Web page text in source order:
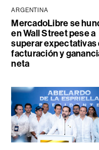
ARGENTINA
MercadoLibre se
en Wall Street pese a
superar expectativas
facturación y
neta